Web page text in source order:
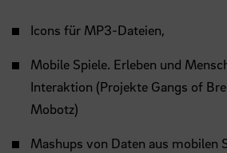
Icons für MP3-Dateien,
Mobile Spiele. Erleben und
Interaktion (Projekte Gangs of
Mobotz)
Mashups von Daten aus mobilen